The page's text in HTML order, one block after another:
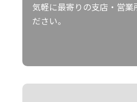
気軽に最寄りの支店・営業
ださい。